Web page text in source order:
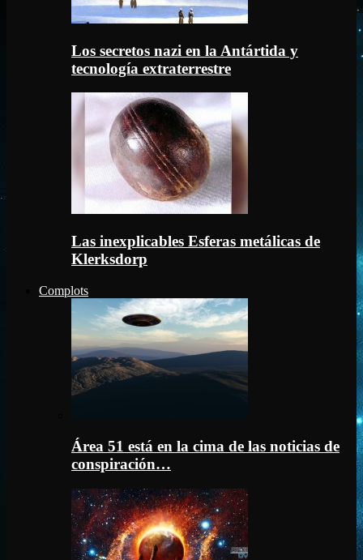
Los secretos nazi en la Antártida y
tecnología extraterrestre
Las inexplicables Esferas metálicas de
Klerksdorp
Complots
Área 51 está en la cima de las noticias de
conspiración…